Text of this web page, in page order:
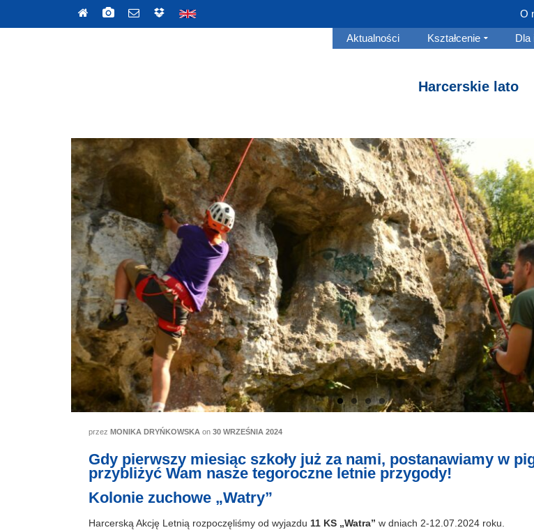
O
Aktualności Kształcenie Dla
Harcerskie lato
przez MONIKA DRYŃKOWSKA on 30 WRZEŚNIA 2024
Gdy pierwszy miesiąc szkoły już za nami, postanawiamy w
przybliżyć Wam nasze tegoroczne letnie przygody!
Kolonie zuchowe „Watry”
Harcerską Akcję Letnią rozpoczęliśmy od wyjazdu 11 KS „Watra” w dniach 2-12.07.2024 roku.